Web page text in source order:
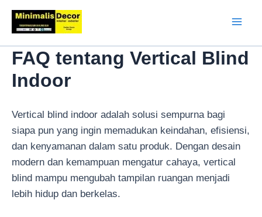
Lewati
FAQ tentang Vertical Blind
Indoor
Vertical blind indoor adalah solusi sempurna bagi
siapa pun yang ingin memadukan keindahan, efisiensi,
dan kenyamanan dalam satu produk. Dengan desain
modern dan kemampuan mengatur cahaya, vertical
blind mampu mengubah tampilan ruangan menjadi
lebih hidup dan berkelas.